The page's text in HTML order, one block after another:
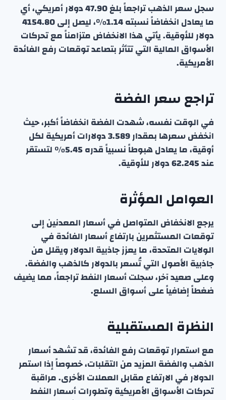
سجل سعر الذهب تراجعاً بلغ 47.90 دولار أمريكي، أي
ما يعادل انخفاضاً نسبته 1.14%، ليصل إلى 4154.80
دولار للأوقية. يأتي هذا الانخفاض متزامناً مع تحركات
الأسواق المالية التي تتأثر بتصاعد توقعات رفع الفائدة
الأمريكية.
تراجع سعر الفضة
في الوقت نفسه، شهدت الفضة انخفاضاً أكبر، حيث
انخفض سعرها بمقدار 3.589 دولارات أمريكية لكل
أوقية، ما يعادل هبوطاً نسبياً قدره 5.45% لتستقر
عند 62.245 دولار للأوقية.
العوامل المؤثرة
يرجع الانخفاض المتواصل في أسعار المعدنين إلى
توقعات المستثمرين بارتفاع أسعار الفائدة في
الولايات المتحدة، ما يعزز جاذبية الدولار ويقلل من
جاذبية الأصول التي تُسعر بالدولار كالذهب والفضة.
وعلى صعيد آخر، سجلت أسعار النفط تراجعاً، مما يضيف
ضغطاً إضافياً على أسواق السلع.
النظرة المستقبلية
مع استمرار توقعات رفع الفائدة، قد تشهد أسعار
الذهب والفضة المزيد من التقلبات، خصوصاً إذا استمر
الدولار في الارتفاع مقابل العملات الأخرى. مراقبة
تحركات الأسواق الأمريكية وتطورات أسعار النفط